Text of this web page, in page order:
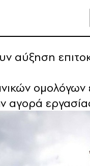
αύξηση